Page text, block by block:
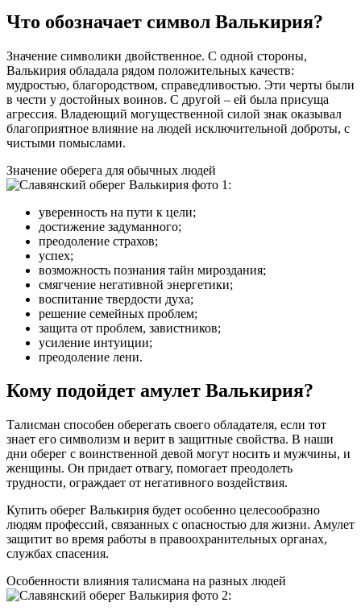
Что обозначает символ Валькирия?
Значение символики двойственное. С одной стороны,
Валькирия обладала рядом положительных качеств:
мудростью, благородством, справедливостью. Эти черты были
в чести у достойных воинов. С другой – ей была присуща
агрессия. Владеющий могущественной силой знак оказывал
благоприятное влияние на людей исключительной доброты, с
чистыми помыслами.
Значение оберега для обычных людей
:
уверенность на пути к цели;
достижение задуманного;
преодоление страхов;
успех;
возможность познания тайн мироздания;
смягчение негативной энергетики;
воспитание твердости духа;
решение семейных проблем;
защита от проблем, завистников;
усиление интуиции;
преодоление лени.
Кому подойдет амулет Валькирия?
Талисман способен оберегать своего обладателя, если тот
знает его символизм и верит в защитные свойства. В наши
дни оберег с воинственной девой могут носить и мужчины, и
женщины. Он придает отвагу, помогает преодолеть
трудности, ограждает от негативного воздействия.
Купить оберег Валькирия будет особенно целесообразно
людям профессий, связанных с опасностью для жизни. Амулет
защитит во время работы в правоохранительных органах,
службах спасения.
Особенности влияния талисмана на разных людей
: